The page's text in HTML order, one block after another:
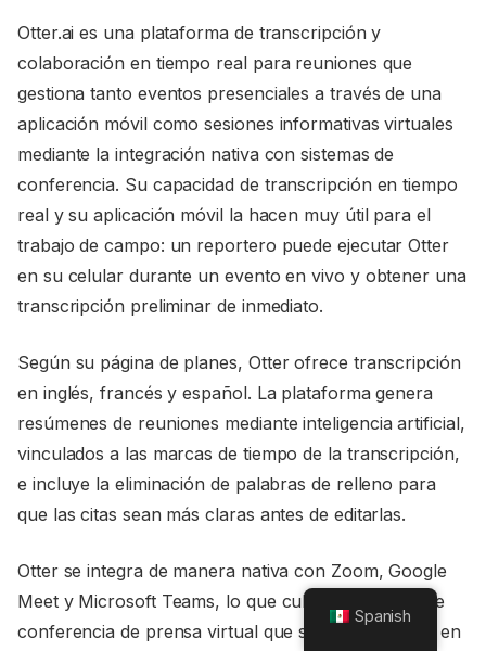
Otter.ai es una plataforma de transcripción y
colaboración en tiempo real para reuniones que
gestiona tanto eventos presenciales a través de una
aplicación móvil como sesiones informativas virtuales
mediante la integración nativa con sistemas de
conferencia. Su capacidad de transcripción en tiempo
real y su aplicación móvil la hacen muy útil para el
trabajo de campo: un reportero puede ejecutar Otter
en su celular durante un evento en vivo y obtener una
transcripción preliminar de inmediato.
Según su página de planes, Otter ofrece transcripción
en inglés, francés y español. La plataforma genera
resúmenes de reuniones mediante inteligencia artificial,
vinculados a las marcas de tiempo de la transcripción,
e incluye la eliminación de palabras de relleno para
que las citas sean más claras antes de editarlas.
Otter se integra de manera nativa con Zoom, Google
Meet y Microsoft Teams, lo que cubre el formato de
conferencia de prensa virtual que se ha convertido en
Spanish